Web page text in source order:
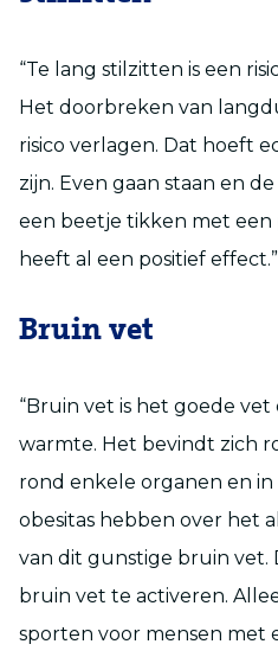
“Te lang stilzitten is een
Het doorbreken van
risico verlagen. Dat hoeft
zijn. Even gaan staan en
een beetje tikken met
heeft al een positief effect.”
Bruin vet
“Bruin vet is het goede
warmte. Het bevindt zich
rond enkele organen en
obesitas hebben over het
van dit gunstige bruin vet.
bruin vet te activeren.
sporten voor mensen met